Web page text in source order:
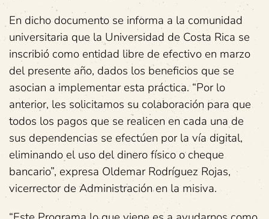
En dicho documento se informa a la comunidad
universitaria que la Universidad de Costa Rica se
inscribió como entidad libre de efectivo en marzo
del presente año, dados los beneficios que se
asocian a implementar esta práctica. “Por lo
anterior, les solicitamos su colaboración para que
todos los pagos que se realicen en cada una de
sus dependencias se efectúen por la vía digital,
eliminando el uso del dinero físico o cheque
bancario”, expresa Oldemar Rodríguez Rojas,
vicerrector de Administración en la misiva.